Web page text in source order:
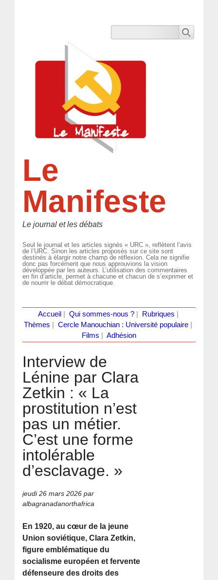
Le
Manifeste
Le journal et les débats
Seul le journal et les articles signés « URC », reflètent l’avis
de l’URC. Sinon les articles proposés sur ce site sont
destinés à élargir notre champ de réflexion. Cela ne signifie
donc pas forcément que nous approuvions la vision
développée par les auteurs. L’utilisation des commentaires
en fin d’article, permet à chacune et chacun de s’exprimer et
de nourrir le débat démocratique.
Accueil Qui sommes-nous ?| Rubriques
Thèmes
Cercle Manouchian : Université populaire
Films
Adhésion
Interview de
Lénine par Clara
Zetkin : « La
prostitution n’est
pas un métier.
C’est une forme
intolérable
d’esclavage. »
jeudi 26 mars 2026 par
albagranadanorthafrica
En 1920, au cœur de la jeune
Union soviétique, Clara Zetkin,
figure emblématique du
socialisme européen et fervente
défenseure des droits des